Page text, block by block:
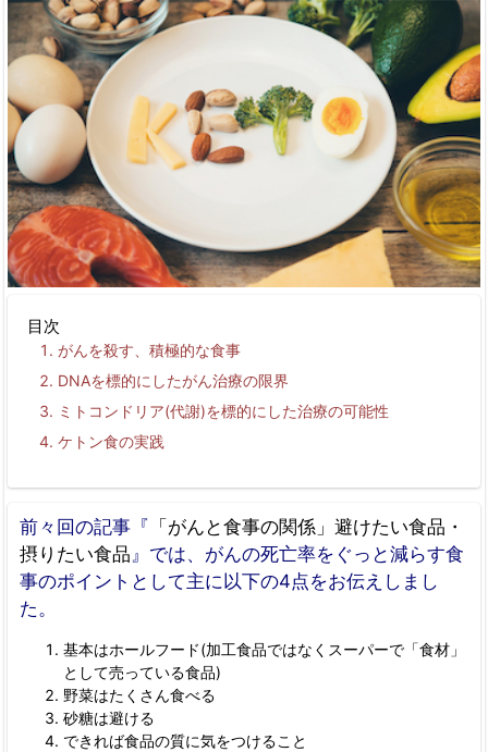
目次
がんを殺す、積極的な食事
DNAを標的にしたがん治療の限界
ミトコンドリア(代謝)を標的にした治療の可能性
ケトン食の実践
前々回の記事『 「がんと食事の関係」避けたい食品・
摂りたい食品』では、がんの死亡率をぐっと減らす食
事のポイントとして主に以下の4点をお伝えしまし
た。
基本はホールフード(加工食品ではなくスーパーで「食材」
として売っている食品)
野菜はたくさん食べる
砂糖は避ける
できれば食品の質に気をつけること